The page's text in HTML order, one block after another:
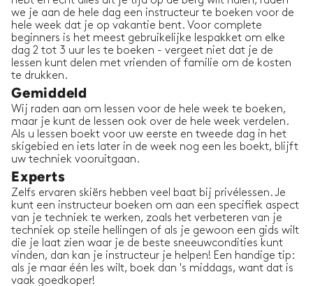
we je aan de hele dag een instructeur te boeken voor de
hele week dat je op vakantie bent. Voor complete
beginners is het meest gebruikelijke lespakket om elke
dag 2 tot 3 uur les te boeken - vergeet niet dat je de
lessen kunt delen met vrienden of familie om de kosten
te drukken.
Gemiddeld
Wij raden aan om lessen voor de hele week te boeken,
maar je kunt de lessen ook over de hele week verdelen.
Als u lessen boekt voor uw eerste en tweede dag in het
skigebied en iets later in de week nog een les boekt, blijft
uw techniek vooruitgaan.
Experts
Zelfs ervaren skiërs hebben veel baat bij privélessen. Je
kunt een instructeur boeken om aan een specifiek aspect
van je techniek te werken, zoals het verbeteren van je
techniek op steile hellingen of als je gewoon een gids wilt
die je laat zien waar je de beste sneeuwcondities kunt
vinden, dan kan je instructeur je helpen! Een handige tip:
als je maar één les wilt, boek dan 's middags, want dat is
vaak goedkoper!